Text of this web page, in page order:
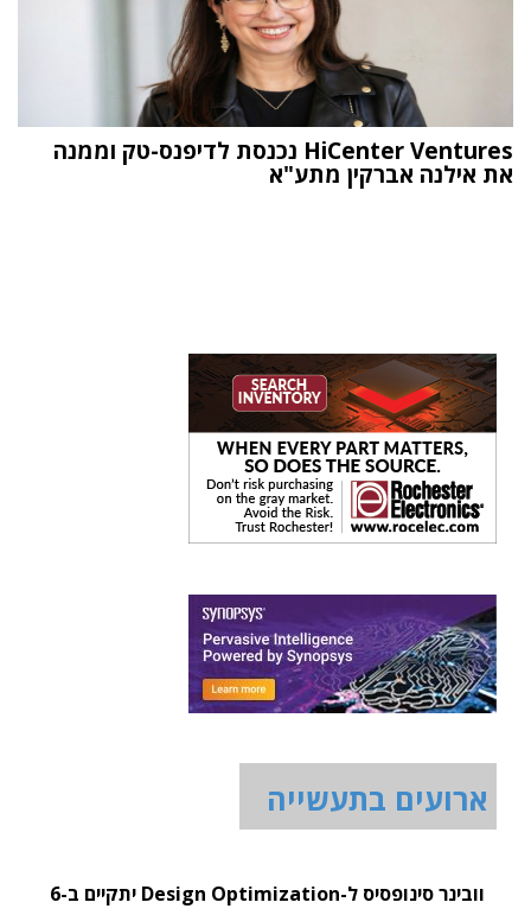
HiCenter Ventures נכנסת לדיפנס-טק וממנה
את אילנה אברקין מתע"א
ארועים בתעשייה
וובינר סינופסיס ל-Design Optimization יתקיים ב-6